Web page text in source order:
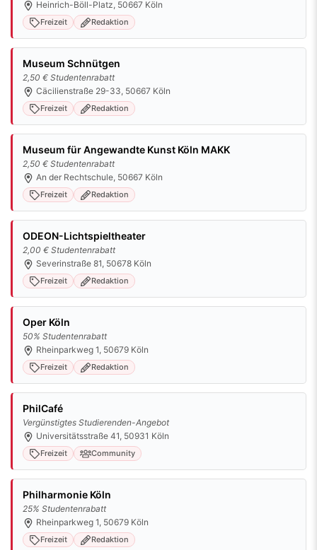
Heinrich-Böll-Platz, 50667 Köln
Freizeit Redaktion
Museum Schnütgen
2,50 € Studentenrabatt
Cäcilienstraße 29-33, 50667 Köln
Freizeit Redaktion
Museum für Angewandte Kunst Köln MAKK
2,50 € Studentenrabatt
An der Rechtschule, 50667 Köln
Freizeit Redaktion
ODEON-Lichtspieltheater
2,00 € Studentenrabatt
Severinstraße 81, 50678 Köln
Freizeit Redaktion
Oper Köln
50% Studentenrabatt
Rheinparkweg 1, 50679 Köln
Freizeit Redaktion
PhilCafé
Vergünstigtes Studierenden-Angebot
Universitätsstraße 41, 50931 Köln
Freizeit Community
Philharmonie Köln
25% Studentenrabatt
Rheinparkweg 1, 50679 Köln
Freizeit Redaktion